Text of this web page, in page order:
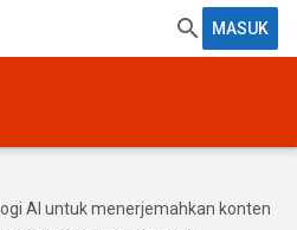
MASUK
AI untuk menerjemahkan konten